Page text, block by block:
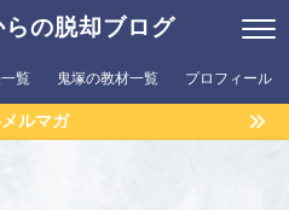
の脱却ブログ
覧 鬼塚の教材一覧 プロフィール
ルマガ